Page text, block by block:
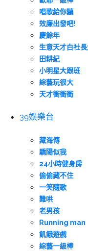
唱歌給你聽
效廉出發吧!
慶餘年
生意天才白社長
田耕紀
小明星大跟班
綜藝玩很大
天才衝衝衝
39娛樂台
藏海傳
驕陽似我
24小時健身房
偷偷藏不住
一笑隨歌
難哄
老男孩
Running man
飢餓遊戲
綜藝一級棒